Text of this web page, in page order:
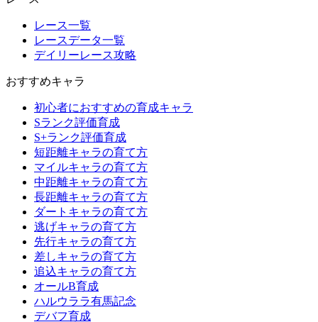
レース一覧
レースデータ一覧
デイリーレース攻略
おすすめキャラ
初心者におすすめの育成キャラ
Sランク評価育成
S+ランク評価育成
短距離キャラの育て方
マイルキャラの育て方
中距離キャラの育て方
長距離キャラの育て方
ダートキャラの育て方
逃げキャラの育て方
先行キャラの育て方
差しキャラの育て方
追込キャラの育て方
オールB育成
ハルウララ有馬記念
デバフ育成